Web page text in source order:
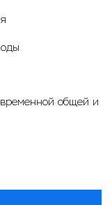
общей и